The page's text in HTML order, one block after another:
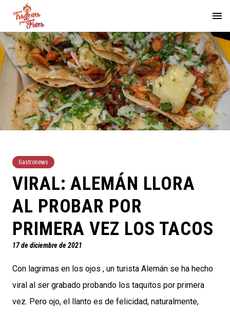
Gastronews
VIRAL: ALEMÁN LLORA
AL PROBAR POR
PRIMERA VEZ LOS TACOS
17 de diciembre de 2021
Con lagrimas en los ojos , un turista Alemán se ha hecho
viral al ser grabado probando los taquitos por primera
vez. Pero ojo, el llanto es de felicidad, naturalmente,